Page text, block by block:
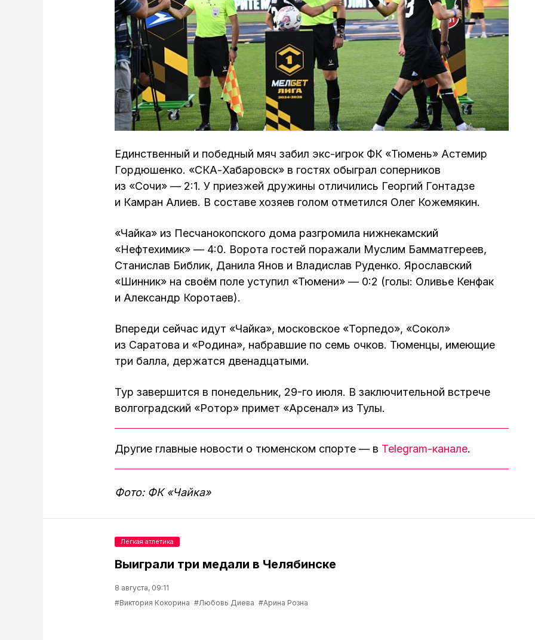
Единственный и победный мяч забил экс-игрок ФК «Тюмень» Астемир
Гордюшенко. «СКА-Хабаровск» в гостях обыграл соперников
из «Сочи» — 2:1. У приезжей дружины отличились Георгий Гонтадзе
и Камран Алиев. В составе хозяев голом отметился Олег Кожемякин.
«Чайка» из Песчанокопского дома разгромила нижнекамский
«Нефтехимик» — 4:0. Ворота гостей поражали Муслим Бамматгереев,
Станислав Библик, Данила Янов и Владислав Руденко. Ярославский
«Шинник» на своём поле уступил «Тюмени» — 0:2 (голы: Оливье Кенфак
и Александр Коротаев).
Впереди сейчас идут «Чайка», московское «Торпедо», «Сокол»
из Саратова и «Родина», набравшие по семь очков. Тюменцы, имеющие
три балла, держатся двенадцатыми.
Тур завершится в понедельник, 29-го июля. В заключительной встрече
волгоградский «Ротор» примет «Арсенал» из Тулы.
Другие главные новости о тюменском спорте — в Telegram-канале.
Фото: ФК «Чайка»
Выиграли три медали в Челябинске
8 августа, 09:11
#Виктория Кокорина #Любовь Диева #Арина Розна
Легкая атлетика